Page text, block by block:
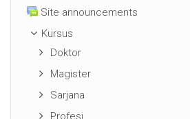
Site announcements
Kursus
Doktor
Magister
Sarjana
Profesi